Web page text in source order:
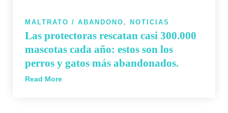
MALTRATO / ABANDONO , NOTICIAS
Las protectoras rescatan casi 300.000
mascotas cada año: estos son los
perros y gatos más abandonados.
Read More